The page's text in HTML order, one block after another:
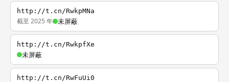
http://t.cn/RwkpMNa
截至 2025 年 未屏蔽
http://t.cn/RwkpfXe
未屏蔽
http://t.cn/RwFuUi0